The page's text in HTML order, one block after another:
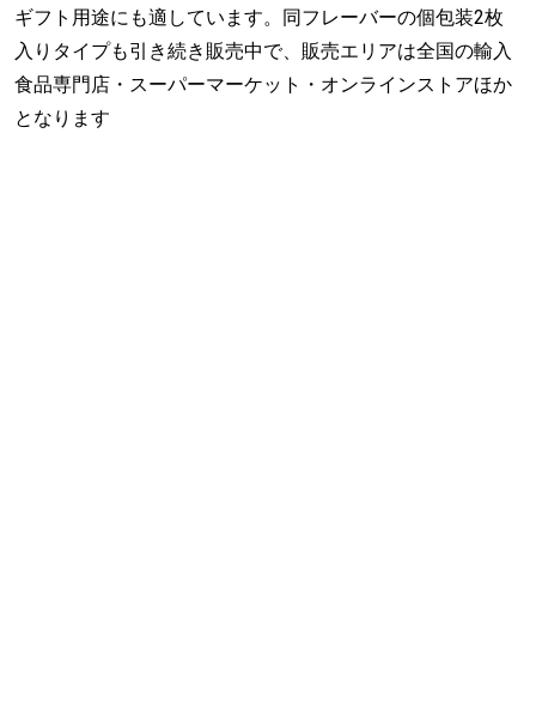
ギフト用途にも適しています。同フレーバーの個包装2枚
入りタイプも引き続き販売中で、販売エリアは全国の輸入
食品専門店・スーパーマーケット・オンラインストアほか
となります